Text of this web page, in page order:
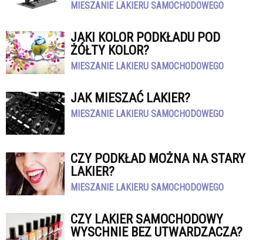
MIESZANIE LAKIERU SAMOCHODOWEGO
JAKI KOLOR PODKŁADU POD
ŻÓŁTY KOLOR?
MIESZANIE LAKIERU SAMOCHODOWEGO
JAK MIESZAĆ LAKIER?
MIESZANIE LAKIERU SAMOCHODOWEGO
CZY PODKŁAD MOŻNA NA STARY
LAKIER?
MIESZANIE LAKIERU SAMOCHODOWEGO
CZY LAKIER SAMOCHODOWY
WYSCHNIE BEZ UTWARDZACZA?